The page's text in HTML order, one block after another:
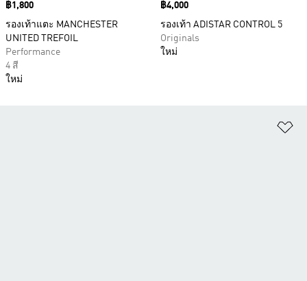
Price
฿1,800
รองเท้าแตะ MANCHESTER
UNITED TREFOIL
Performance
4 สี
ใหม่
Price
฿4,000
รองเท้า ADISTAR CONTROL 5
Originals
ใหม่